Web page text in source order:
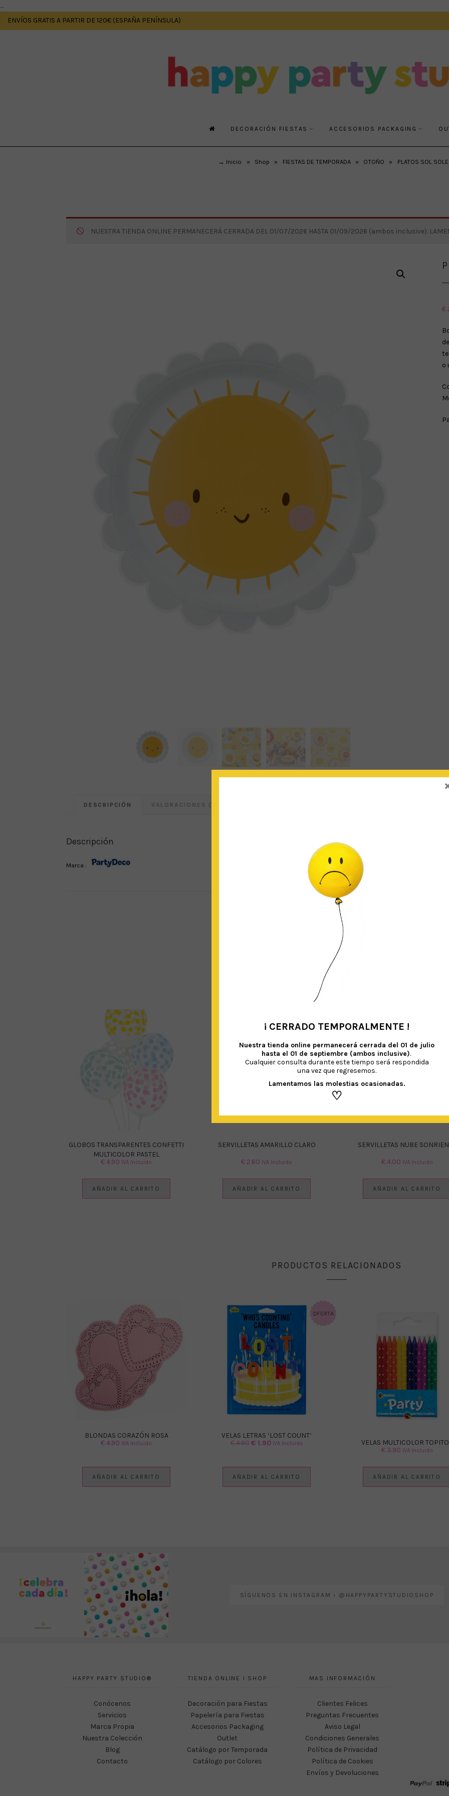
....
ENVÍOS GRATIS A PARTIR DE 120€ (ESPAÑA PENÍNSULA)
DECORACIÓN FIESTAS ACCESORIOS PACKAGING
→ Inicio » Shop » FIESTAS DE TEMPORADA » OTOÑO » PLATOS SOL
NUESTRA TIENDA ONLINE PERMANECERÁ CERRADA DEL 01/07/2026 HASTA 01/09/2026 (ambos inclusive).
€
o
DESCRIPCIÓN VALORACIONES (0)
Descripción
Marca :
TAMBIÉN TE RECOMENDAMOS…
GLOBOS TRANSPARENTES CONFETTI
MULTICOLOR PASTEL
€4.90 IVA Incluido
AÑADIR AL CARRITO
SERVILLETAS AMARILLO CLARO
€ 2.60 IVA Incluido
AÑADIR AL CARRITO
SERVILLETAS NUBE
€4.00 IVA Incluido
AÑADIR AL CARRITO
PRODUCTOS RELACIONADOS
BLONDAS CORAZÓN ROSA
€4.90 IVA Incluido
AÑADIR AL CARRITO
VELAS LETRAS ‘LOST COUNT’
€4.90 El
original
era:
€ 4.90.
€1.90El
actual
es:
€ 1.90.
IVA Incluido
AÑADIR AL CARRITO
VELAS MULTICOLOR
€3.90 IVA Incluido
AÑADIR AL CARRITO
SÍGUENOS EN INSTAGRAM › @HAPPYPARTYSTUDIOSHOP
HAPPY PARTY STUDIO®
Conócenos
Servicios
Marca Propia
Nuestra Colección
Blog
Contacto
TIENDA ONLINE I SHOP
Decoración para Fiestas
Papelería para Fiestas
Accesorios Packaging
Outlet
Catálogo por Temporada
Catálogo por Colores
MAS INFORMACIÓN
Clientes Felices
Preguntas Frecuentes
Aviso Legal
Condiciones Generales
Política de Privacidad
Política de Cookies
Envíos y Devoluciones
¡ CERRADO TEMPORALMENTE !
Nuestra tienda online permanecerá cerrada del 01 de julio
hasta el 01 de septiembre (ambos inclusive).
Cualquier consulta durante este tiempo será respondida
una vez que regresemos.
Lamentamos las molestias ocasionadas.
♡